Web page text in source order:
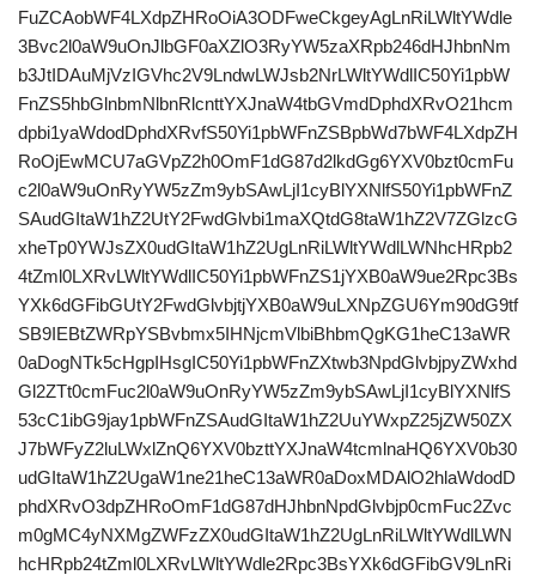
FuZCAobWF4LXdpZHRoOiA3ODFweCkgeyAgLnRiLWltYWdle
3Bvc2l0aW9uOnJlbGF0aXZlO3RyYW5zaXRpb246dHJhbnNm
b3JtIDAuMjVzIGVhc2V9LndwLWJsb2NrLWltYWdlIC50Yi1pbW
FnZS5hbGlnbmNlbnRlcnttYXJnaW4tbGVmdDphdXRvO21hcm
dpbi1yaWdodDphdXRvfS50Yi1pbWFnZSBpbWd7bWF4LXdpZH
RoOjEwMCU7aGVpZ2h0OmF1dG87d2lkdGg6YXV0bzt0cmFu
c2l0aW9uOnRyYW5zZm9ybSAwLjI1cyBlYXNlfS50Yi1pbWFnZ
SAudGItaW1hZ2UtY2FwdGlvbi1maXQtdG8taW1hZ2V7ZGlzcG
xheTp0YWJsZX0udGItaW1hZ2UgLnRiLWltYWdlLWNhcHRpb2
4tZml0LXRvLWltYWdlIC50Yi1pbWFnZS1jYXB0aW9ue2Rpc3Bs
YXk6dGFibGUtY2FwdGlvbjtjYXB0aW9uLXNpZGU6Ym90dG9tf
SB9IEBtZWRpYSBvbmx5IHNjcmVlbiBhbmQgKG1heC13aWR
0aDogNTk5cHgpIHsgIC50Yi1pbWFnZXtwb3NpdGlvbjpyZWxhd
Gl2ZTt0cmFuc2l0aW9uOnRyYW5zZm9ybSAwLjI1cyBlYXNlfS
53cC1ibG9jay1pbWFnZSAudGItaW1hZ2UuYWxpZ25jZW50ZX
J7bWFyZ2luLWxlZnQ6YXV0bzttYXJnaW4tcmlnaHQ6YXV0b30
udGItaW1hZ2UgaW1ne21heC13aWR0aDoxMDAlO2hlaWdodD
phdXRvO3dpZHRoOmF1dG87dHJhbnNpdGlvbjp0cmFuc2Zvc
m0gMC4yNXMgZWFzZX0udGItaW1hZ2UgLnRiLWltYWdlLWN
hcHRpb24tZml0LXRvLWltYWdle2Rpc3BsYXk6dGFibGV9LnRi